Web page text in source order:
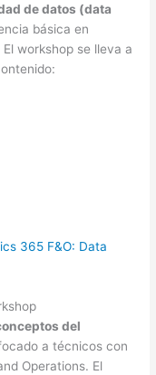
de datos (data
básica en
workshop se lleva a
365 F&O: Data
del
a técnicos con
Operations. El